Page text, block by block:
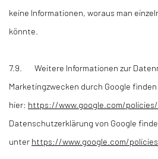
keine Informationen, woraus man
könnte.
7.9. Weitere Informationen zur
Marketingzwecken durch Google finden
hier: https://www.google.com/
Datenschutzerklärung von Google
unter https://www.google.com/